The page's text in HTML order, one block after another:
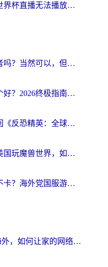
在澳大利亚看抖音世界杯直播无法播放？海外党体育观赛终极指南来了！
身在国外可以玩王者吗？当然可以，但你需要这份“加速”指南
海外游戏加速器哪个好？2026终极指南帮你畅玩国服+解决卡顿难题
身在海外，如何找回《反恐精英：全球攻势》国服的丝滑手感？一份给你的终极指南
从纽约到暴风城：美国玩魔兽世界，如何找到你的最佳网络航线
日本怎么玩奥拉星不卡？海外党国服游戏加速器选择全攻略
Openwrt 回国：在海外，如何让家的网络触手可及